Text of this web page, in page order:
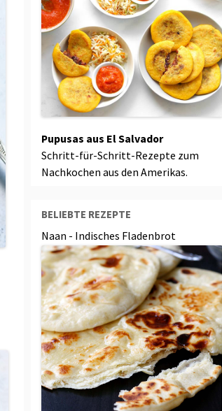
Pupusas aus El Salvador
Schritt-für-Schritt-Rezepte zum
Nachkochen aus den Amerikas.
BELIEBTE REZEPTE
Naan - Indisches Fladenbrot